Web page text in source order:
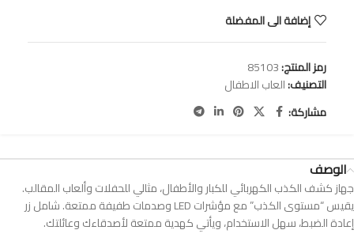
إضافة الى المفضلة
رمز المنتج:85103
التصنيف:العاب الاطفال
مشاركة:
الوصف
جهاز كشف الكذب الكهربائي للكبار والأطفال، مثالي للحفلات وألعاب المقالب.
يقيس “مستوى الكذب” مع مؤشرات LED وصدمات طفيفة ممتعة. شامل زر
إعادة الضبط، سهل الاستخدام، ويأتي كهدية ممتعة لأصدقاءك وعائلتك.